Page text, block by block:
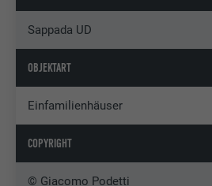
Sappada UD
OBJEKTART
Einfamilienhäuser
COPYRIGHT
© Giacomo Podetti